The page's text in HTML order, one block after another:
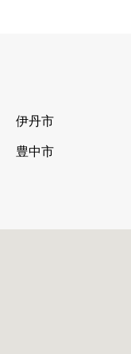
伊丹市
豊中市